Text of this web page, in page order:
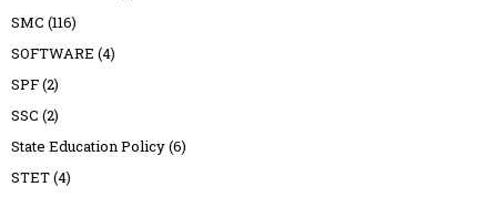
SMC (116)
SOFTWARE (4)
SPF(2)
SSC (2)
State Education Policy(6)
STET(4)